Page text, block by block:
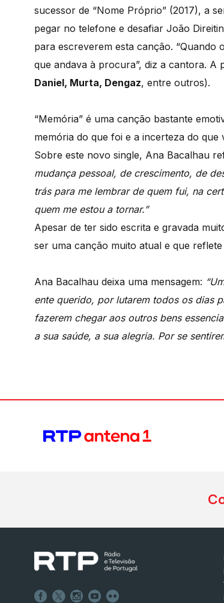
sucessor de “Nome Próprio” (2017), a
pegar no telefone e desafiar João
para escreverem esta canção. “Quando
que andava à procura”, diz a cantora. A
Daniel, Murta, Dengaz, entre outros).
“Memória” é uma canção bastante
memória do que foi e a incerteza do que
Sobre este novo single, Ana Bacalhau
mudança pessoal, de crescimento, de
trás para me lembrar de quem fui, na
quem me estou a tornar.”
Apesar de ter sido escrita e gravada
ser uma canção muito atual e que
Ana Bacalhau deixa uma mensagem:
ente querido, por lutarem todos os dias
fazerem chegar aos outros bens
a sua saúde, a sua alegria. Por se